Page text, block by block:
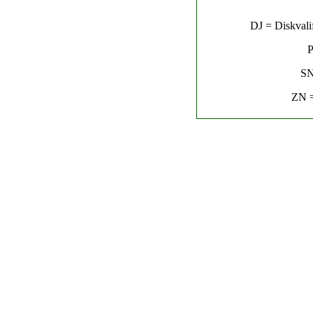
DJ =
ZN